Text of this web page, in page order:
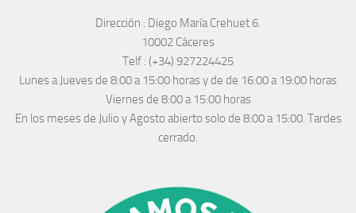
Dirección : Diego María Crehuet 6.
10002 Cáceres
Telf : (+34) 927224425
Lunes a Jueves de 8:00 a 15:00 horas y de de 16:00 a 19:00 horas
Viernes de 8:00 a 15:00 horas
En los meses de Julio y Agosto abierto solo de 8:00 a 15:00. Tardes
cerrado.